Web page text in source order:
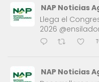
NAP Noticias
Llega el
2026
NAP Noticias